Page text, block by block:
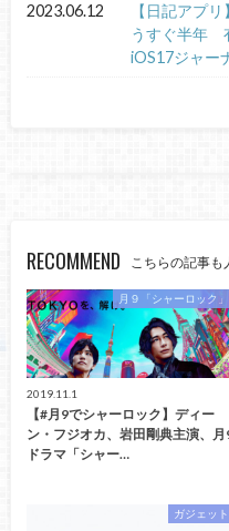
2023.06.12
【日記アプ
うすぐ半年
iOS17ジャー
RECOMMEND こちらの記事も
月９「シャーロック」
2019.11.1
【#月9でシャーロック】ディー
ン・フジオカ、岩田剛典主演、月
ドラマ「シャー…
ガジェット